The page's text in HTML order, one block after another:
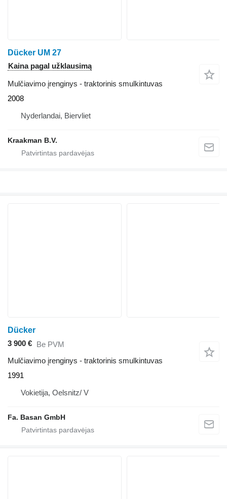
Dücker UM 27
Kaina pagal užklausimą
Mulčiavimo įrenginys - traktorinis smulkintuvas
2008
Nyderlandai, Biervliet
Kraakman B.V.
Dücker
3 900 € Be PVM
Mulčiavimo įrenginys - traktorinis smulkintuvas
1991
Vokietija, Oelsnitz/ V
Fa. Basan GmbH